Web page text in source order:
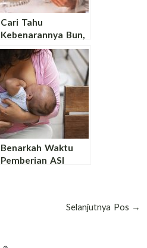
Cari Tahu
Kebenarannya Bun,
Bolehkah Ibu
Menyusui Minum
Kopi Hitam?
Benarkah Waktu
Pemberian ASI
Selanjutnya Pos →